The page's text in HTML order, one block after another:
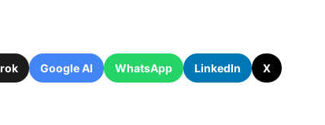
Google AI WhatsApp LinkedIn X